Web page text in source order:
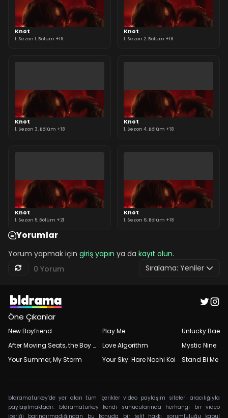
Knot
1. Sezon 1. Bölüm +18
Knot
1. Sezon 2. Bölüm +18
Knot
1. Sezon 3. Bölüm +18
Knot
1. Sezon 4. Bölüm +18
Knot
1. Sezon 5. Bölüm +21
Knot
1. Sezon 6. Bölüm +18
Yorumlar
Yorum yapmak için giriş yapın ya da kayıt olun.
0 Yorum
Sıralama: Yeniler
Öne Çıkanlar
New Boyfriend
After Moving Seats, the Boy Behind Me Has a Crush on Me
Your Summer, My Storm
Play Me
Love Algorithm
Your Sky: Hare Nochi Koi
Unlucky Bae
Mystic Nine
Stand Bi Me
bldramaturkey’de yer alan tüm içerikler video paylaşım siteleri aracılığıyla
paylaşılmaktadır. bldramaturkey kendi sunucularında herhangi bir video
içeriği barındırmadığından bu konuda bir telif hakkı sorumluluğu kabul